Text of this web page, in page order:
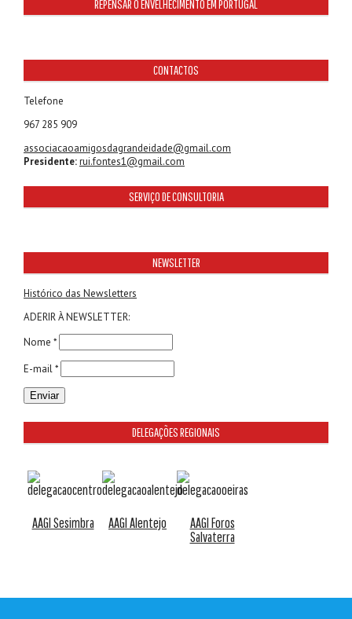
REPENSAR O ENVELHECIMENTO EM PORTUGAL
CONTACTOS
Telefone
967 285 909
associacaoamigosdagrandeidade@gmail.com
Presidente:rui.fontes1@gmail.com
SERVIÇO DE CONSULTORIA
NEWSLETTER
Histórico das Newsletters
ADERIR À NEWSLETTER:
Nome *
E-mail *
DELEGAÇÕES REGIONAIS
AAGI Sesimbra AAGI Alentejo
AAGI Foros
Salvaterra